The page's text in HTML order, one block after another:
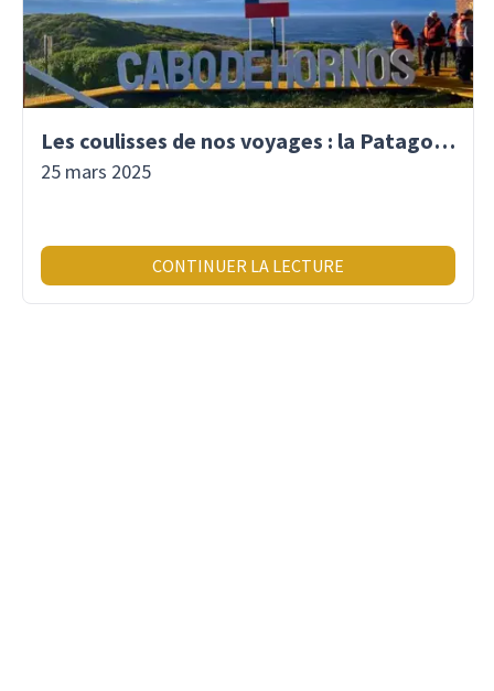
Les coulisses de nos voyages : la Patagonie, la Bolivie et le Brésil à l'épreuve de nos experts
25 mars 2025
CONTINUER LA LECTURE